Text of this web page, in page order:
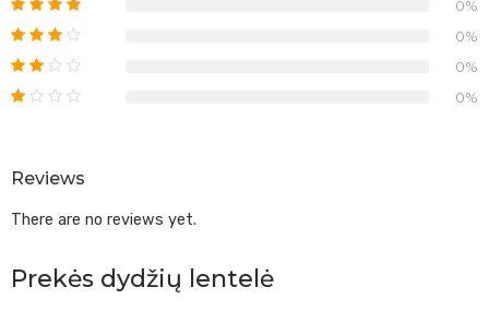
0%
0%
0%
0%
Reviews
There are no reviews yet.
Prekės dydžių lentelė